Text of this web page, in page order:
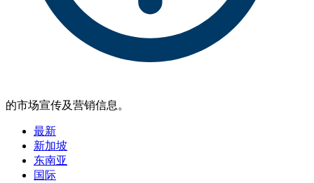
的市场宣传及营销信息。
最新
新加坡
东南亚
国际